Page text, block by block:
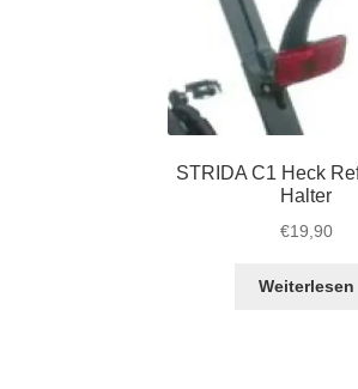
STRIDA C1 Heck
Halter
€19,90
Weiterlesen